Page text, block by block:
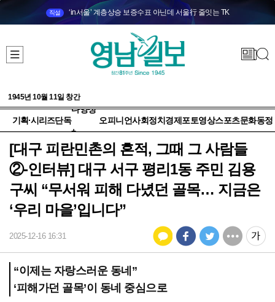
직설 ‘in서울’ 계층상승 보증수표 아닌데 서울行 줄잇는 TK
1945년 10월 11일 창간
기획·시리즈단독
다양성
+
오피니언사회정치 경제 포토영상스포츠문화동정
[대구 피란민촌의 흔적, 그때 그 사람들
②-인터뷰] 대구 서구 평리1동 주민 김용
구씨 “무서워 피해 다녔던 골목… 지금은
‘우리 마을’입니다”
2025-12-16 16:31
“이제는 자랑스러운 동네”
‘피해가던 골목’이 동네 중심으로